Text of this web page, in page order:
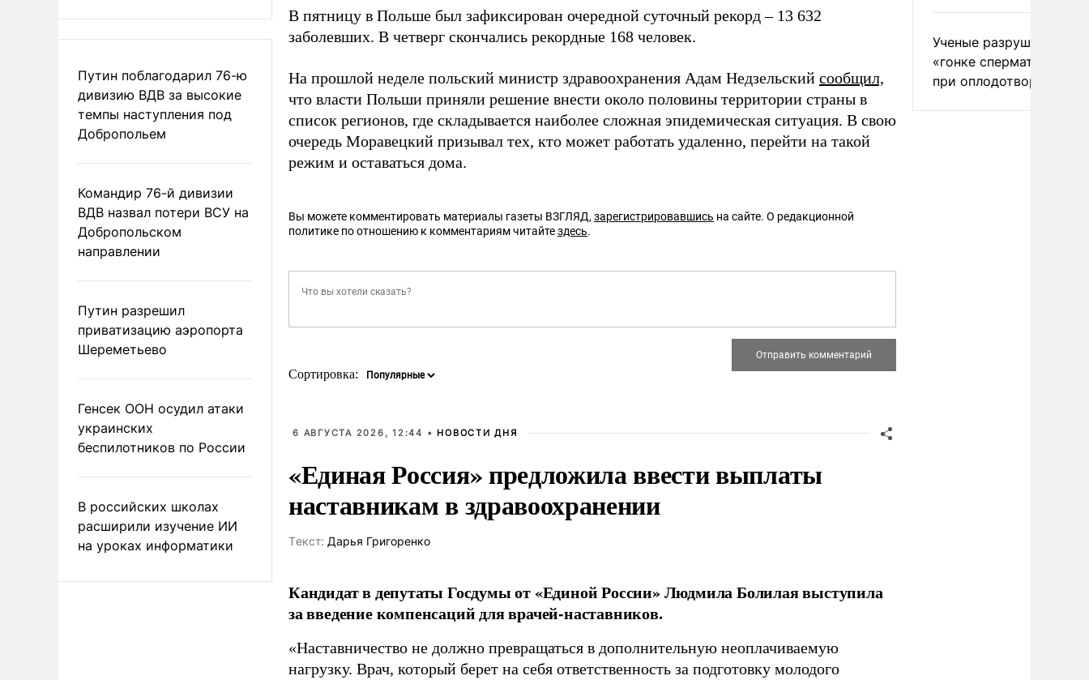
Путин поблагодарил 76-ю
дивизию ВДВ за высокие
темпы наступления под
Добропольем
Командир 76-й дивизии
ВДВ назвал потери ВСУ на
Добропольском
направлении
Путин разрешил
приватизацию аэропорта
Шереметьево
Генсек ООН осудил атаки
украинских
беспилотников по России
В российских школах
расширили изучение ИИ
на уроках информатики
В пятницу в Польше был зафиксирован очередной суточный рекорд – 13 632
заболевших. В четверг скончались рекордные 168 человек.
На прошлой неделе польский министр здравоохранения Адам Недзельский сообщил,
что власти Польши приняли решение внести около половины территории страны в
список регионов, где складывается наиболее сложная эпидемическая ситуация. В свою
очередь Моравецкий призывал тех, кто может работать удаленно, перейти на такой
режим и оставаться дома.
Вы можете комментировать материалы газеты ВЗГЛЯД, зарегистрировавшись на сайте. О редакционной
политике по отношению к комментариям читайтездесь.
Сортировка:
6 АВГУСТА 2026, 12:44 • НОВОСТИ ДНЯ
«Единая Россия» предложила ввести выплаты
наставникам в здравоохранении
Tекст: Дарья Григоренко
Кандидат в депутаты Госдумы от «Единой России» Людмила Болилая выступила
за введение компенсаций для врачей-наставников.
«Наставничество не должно превращаться в дополнительную неоплачиваемую
нагрузку. Врач, который берет на себя ответственность за подготовку молодого
Ученые разрушили миф
«гонке
при оплодотворении